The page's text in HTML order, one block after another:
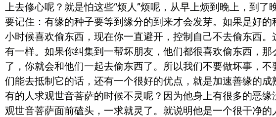
上去修心呢？就是怕这些“烦人”烦呢，从早上烦到晚上，到
要记住：有缘的种子要等到缘分的到来才会发芽。如果是好
小时候喜欢偷东西，现在你一直避开，控制自己不去偷东西
有一样。如果你纠集到一帮坏朋友，他们都很喜欢偷东西，
了，你就会和他们一起去偷东西了。所以我们不要做坏事，
们能去抵制它的话，还有一个很好的优点，就是加速善缘的
有的人求观世音菩萨的时候不灵呢？因为他身上有很多的恶
观世音菩萨面前磕头，一求就灵了。就说明他是一个很干净